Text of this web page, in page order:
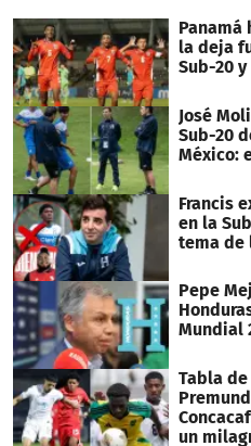
15
seconds
Panamá
la deja
Sub-20
José
Sub-20
México:
Francis
en la
tema de
Pepe
Mundial
Tabla
un